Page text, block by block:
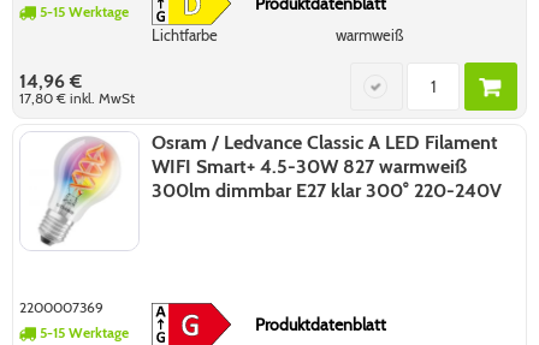
5-15 Werktage
Lichtfarbe warmweiß
14,96 €
17,80 €inkl. MwSt
Osram / Ledvance Classic A LED Filament
WIFI Smart+ 4.5-30W 827 warmweiß
300lm dimmbar E27 klar 300° 220-240V
2200007369
5-15 Werktage
Produktdatenblatt